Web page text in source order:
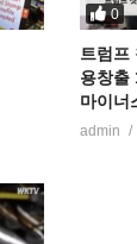
0
트럼프
용창출
마이너
admin